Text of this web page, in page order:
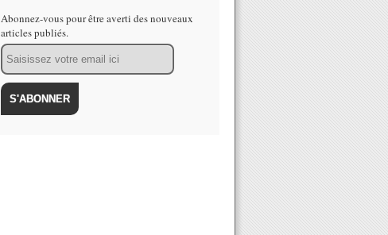
Abonnez-vous pour être averti des nouveaux
articles publiés.
Email